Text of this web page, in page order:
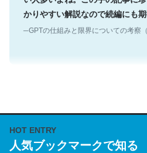
かりやすい解説なので続編にも期
説してる記事が少ないので貴重な
https://
/064121
HOT ENTRY
人気ブックマークで知る